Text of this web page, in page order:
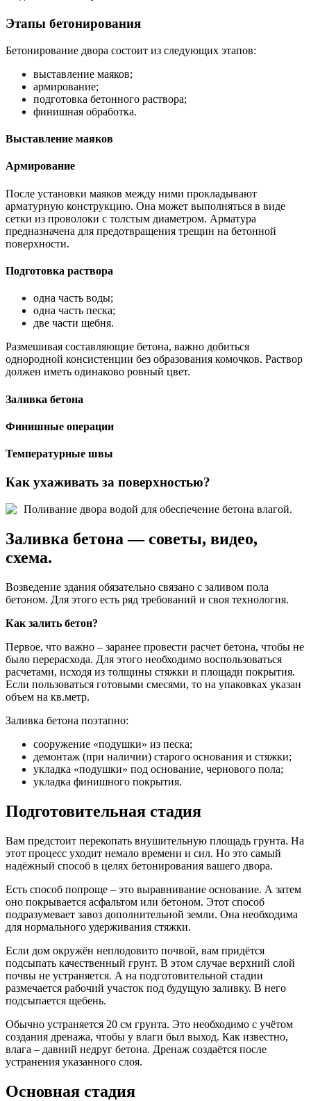
Этапы бетонирования
Бетонирование двора состоит из следующих этапов:
выставление маяков;
армирование;
подготовка бетонного раствора;
финишная обработка.
Выставление маяков
Армирование
После установки маяков между ними прокладывают
арматурную конструкцию. Она может выполняться в виде
сетки из проволоки с толстым диаметром. Арматура
предназначена для предотвращения трещин на бетонной
поверхности.
Подготовка раствора
одна часть воды;
одна часть песка;
две части щебня.
Размешивая составляющие бетона, важно добиться
однородной консистенции без образования комочков. Раствор
должен иметь одинаково ровный цвет.
Заливка бетона
Финишные операции
Температурные швы
Как ухаживать за поверхностью?
Поливание двора водой для обеспечение бетона влагой.
Заливка бетона — советы, видео,
схема.
Возведение здания обязательно связано с заливом пола
бетоном. Для этого есть ряд требований и своя технология.
Как залить бетон?
Первое, что важно – заранее провести расчет бетона, чтобы не
было перерасхода. Для этого необходимо воспользоваться
расчетами, исходя из толщины стяжки и площади покрытия.
Если пользоваться готовыми смесями, то на упаковках указан
объем на кв.метр.
Заливка бетона поэтапно:
сооружение «подушки» из песка;
демонтаж (при наличии) старого основания и стяжки;
укладка «подушки» под основание, чернового пола;
укладка финишного покрытия.
Подготовительная стадия
Вам предстоит перекопать внушительную площадь грунта. На
этот процесс уходит немало времени и сил. Но это самый
надёжный способ в целях бетонирования вашего двора.
Есть способ попроще – это выравнивание основание. А затем
оно покрывается асфальтом или бетоном. Этот способ
подразумевает завоз дополнительной земли. Она необходима
для нормального удерживания стяжки.
Если дом окружён неплодовито почвой, вам придётся
подсыпать качественный грунт. В этом случае верхний слой
почвы не устраняется. А на подготовительной стадии
размечается рабочий участок под будущую заливку. В него
подсыпается щебень.
Обычно устраняется 20 см грунта. Это необходимо с учётом
создания дренажа, чтобы у влаги был выход. Как известно,
влага – давний недруг бетона. Дренаж создаётся после
устранения указанного слоя.
Основная стадия